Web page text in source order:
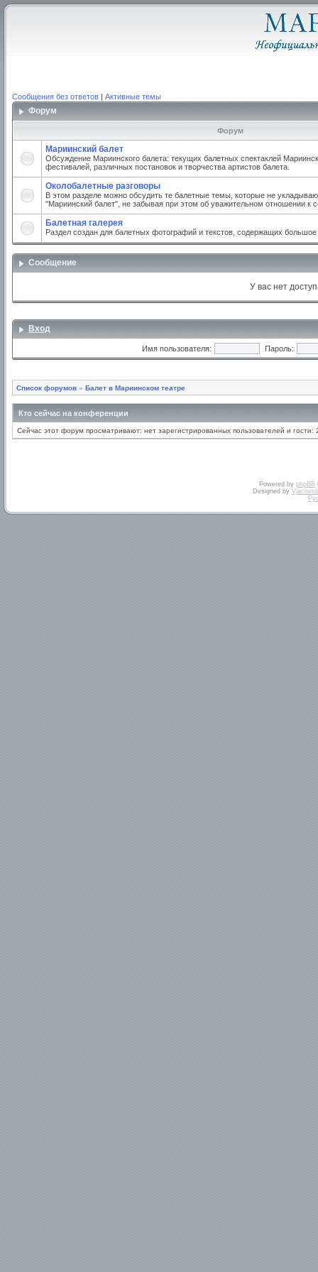
Сообщения без ответов | Активные темы
Форум
Форум
Мариинский балет
Обсуждение Мариинского балета: текущих балетных спектаклей
фестивалей, различных постановок и творчества артистов балета.
Околобалетные разговоры
В этом разделе можно обсудить те балетные темы, которые не
"Мариинский балет", не забывая при этом об уважительном отношении к
Балетная галерея
Раздел создан для балетных фотографий и текстов, содержащих
Сообщение
У вас нет
Вход
Имя пользователя: Пароль:
Список форумов » Балет в Мариинском театре
Кто сейчас на конференции
Сейчас этот форум просматривают: нет зарегистрированных пользователей и гости:
Powered by phpBB
Designed by